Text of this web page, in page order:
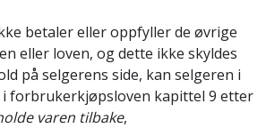
betaler eller oppfyller de øvrige
eller loven, og dette ikke skyldes
på selgerens side, kan selgeren i
forbrukerkjøpsloven kapittel 9 etter
varen tilbake,